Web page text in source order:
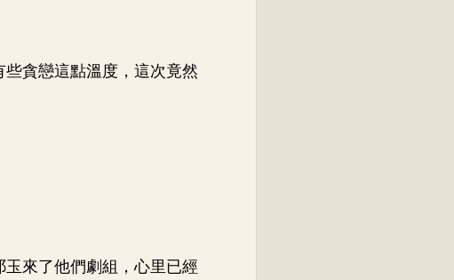
貪戀這點溫度，這次竟然
來了他們劇組，心里已經